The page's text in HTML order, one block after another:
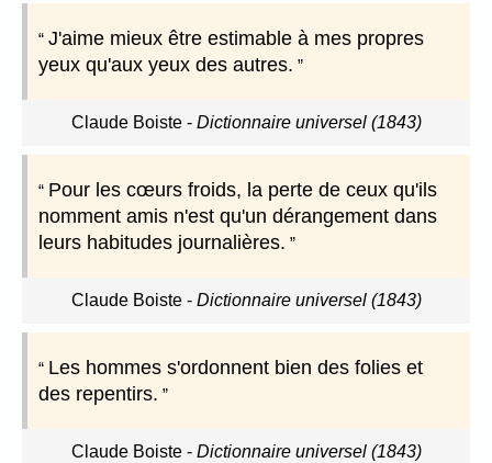
J'aime mieux être estimable à mes propres
yeux qu'aux yeux des autres.
Claude Boiste- Dictionnaire universel (1843)
Pour les cœurs froids, la perte de ceux qu'ils
nomment amis n'est qu'un dérangement dans
leurs habitudes journalières.
Claude Boiste- Dictionnaire universel (1843)
Les hommes s'ordonnent bien des folies et
des repentirs.
Claude Boiste- Dictionnaire universel (1843)